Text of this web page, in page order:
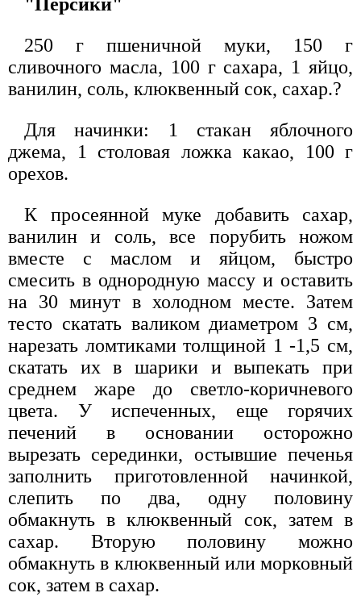
250 г пшеничной муки, 150 г
сливочного масла, 100 г сахара, 1 яйцо,
ванилин, соль, клюквенный сок, сахар.?
Для начинки: 1 стакан яблочного
джема, 1 столовая ложка какао, 100 г
орехов.
К просеянной муке добавить сахар,
ванилин и соль, все порубить ножом
вместе с маслом и яйцом, быстро
смесить в однородную массу и оставить
на 30 минут в холодном месте. Затем
тесто скатать валиком диаметром 3 см,
нарезать ломтиками толщиной 1 -1,5 см,
скатать их в шарики и выпекать при
среднем жаре до светло-коричневого
цвета. У испеченных, еще горячих
печений в основании осторожно
вырезать серединки, остывшие печенья
заполнить приготовленной начинкой,
слепить по два, одну половину
обмакнуть в клюквенный сок, затем в
сахар. Вторую половину можно
обмакнуть в клюквенный или морковный
сок, затем в сахар.